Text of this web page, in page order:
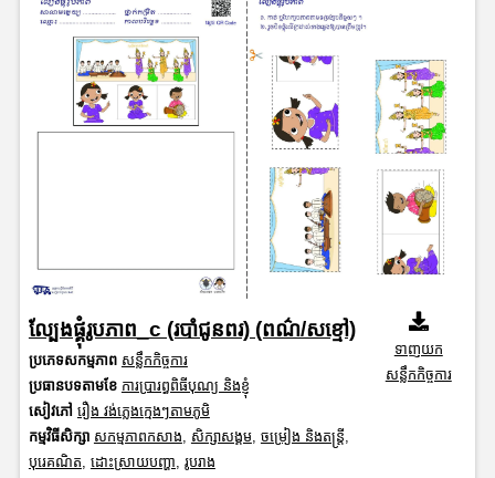
ល្បែងផ្គុំរូបភាព_c (របាំជូនពរ) (ពណ៌/សខ្មៅ)
ប្រភេទសកម្មភាព សន្លឹកកិច្ចការ
ប្រធានបទតាមខែ ការប្រារព្ធពិធីបុណ្យ និងខ្ញុំ
សៀវភៅ រឿង វង់ភ្លេងក្មេងៗតាមភូមិ
កម្មវិធីសិក្សា សកម្មភាពកសាង, សិក្សាសង្គម, ចម្រៀង និងតន្ត្រី,
បុរេគណិត, ដោះស្រាយបញ្ហា, រូបរាង
ទាញយក
សន្លឹកកិច្ចការ